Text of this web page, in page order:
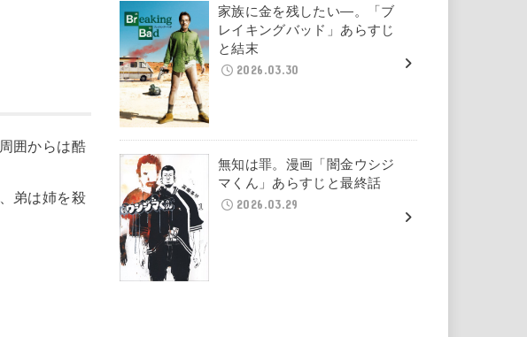
囲からは酷
弟は姉を殺
家族に金を残したい―。「ブ
レイキングバッド」あらすじ
と結末
2026.03.30
無知は罪。漫画「闇金ウシジ
マくん」あらすじと最終話
2026.03.29